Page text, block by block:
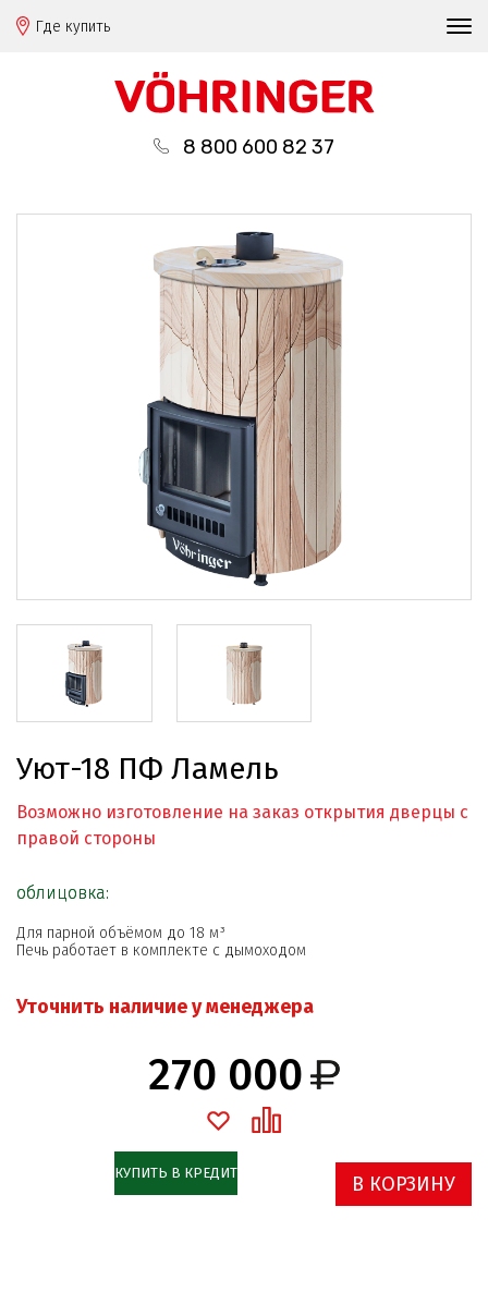
Где купить
8 800 600 82 37
Уют-18 ПФ Ламель
Возможно изготовление на заказ открытия дверцы с
правой стороны
облицовка:
Для парной объёмом до 18 м³
Печь работает в комплекте с дымоходом
Уточнить наличие у менеджера
270 000
КУПИТЬ В КРЕДИТ В КОРЗИНУ